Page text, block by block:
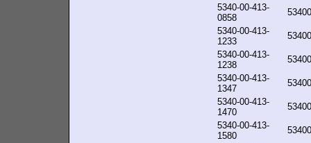
5340-00-413-
0858
5340-00-413-
1233
5340-00-413-
1238
5340-00-413-
1347
5340-00-413-
1470
5340-00-413-
1580